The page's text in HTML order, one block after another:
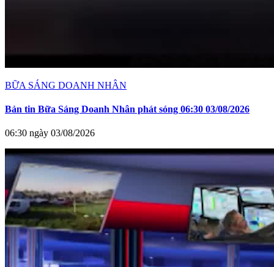
BỮA SÁNG DOANH NHÂN
Bản tin Bữa Sáng Doanh Nhân phát sóng 06:30 03/08/2026
06:30 ngày 03/08/2026